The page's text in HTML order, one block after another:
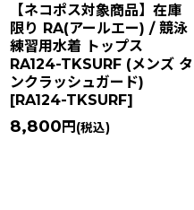
【ネコポス対象商品】在庫
限り RA(アールエー) / 競泳
練習用水着 トップス
RA124-TKSURF (メンズ タ
ンクラッシュガード)
[RA124-TKSURF]
8,800 円 (税込)